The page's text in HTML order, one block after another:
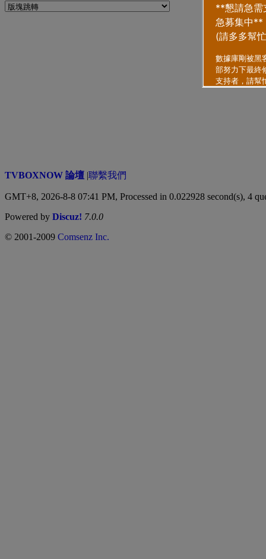
TVBOXNOW 論壇 |聯繫我們
GMT+8, 2026-8-8 07:41 PM, Processed in 0.022928 second(s), 4
Powered by Discuz! 7.0.0
© 2001-2009 Comsenz Inc.